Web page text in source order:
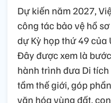
Dự kiến năm 2027,
công tác bảo vệ hồ
dự Kỳ họp thứ 49 của
Đây được xem là
hành trình đưa Di tích
tầm thế giới, góp
văn hóa vùng đất,